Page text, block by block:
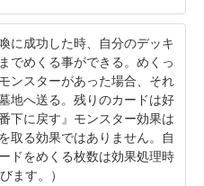
に成功した時、自分のデッキ
でめくる事ができる。めくっ
ンスターがあった場合、それ
地へ送る。残りのカードは好
下に戻す』モンスター効果は
取る効果ではありません。自
ドをめくる枚数は効果処理時
ます。）